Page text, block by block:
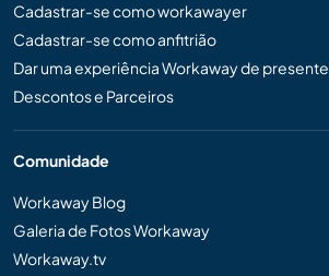
Cadastrar-se como workawayer
Cadastrar-se como anfitrião
Dar uma experiência Workaway de presente
Descontos e Parceiros
Comunidade
Workaway Blog
Galeria de Fotos Workaway
Workaway.tv